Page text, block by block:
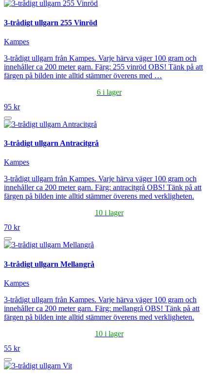
3-trådigt ullgarn 255 Vinröd
Kampes
3-trådigt ullgarn från Kampes. Varje härva väger 100 gram och
innehåller ca 200 meter garn. Färg: 255 vinröd OBS! Tänk på att
färgen på bilden inte alltid stämmer överens med …
6 i lager
95 kr
3-trådigt ullgarn Antracitgrå
Kampes
3-trådigt ullgarn från Kampes. Varje härva väger 100 gram och
innehåller ca 200 meter garn. Färg: antracitgrå OBS! Tänk på att
färgen på bilden inte alltid stämmer överens med verkligheten.
10 i lager
70 kr
3-trådigt ullgarn Mellangrå
Kampes
3-trådigt ullgarn från Kampes. Varje härva väger 100 gram och
innehåller ca 200 meter garn. Färg: mellangrå OBS! Tänk på att
färgen på bilden inte alltid stämmer överens med verkligheten.
10 i lager
55 kr